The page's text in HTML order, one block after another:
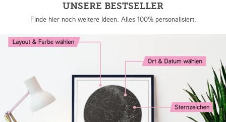
UNSERE BESTSELLER
Finde hier noch weitere Ideen. Alles 100% personalisiert.